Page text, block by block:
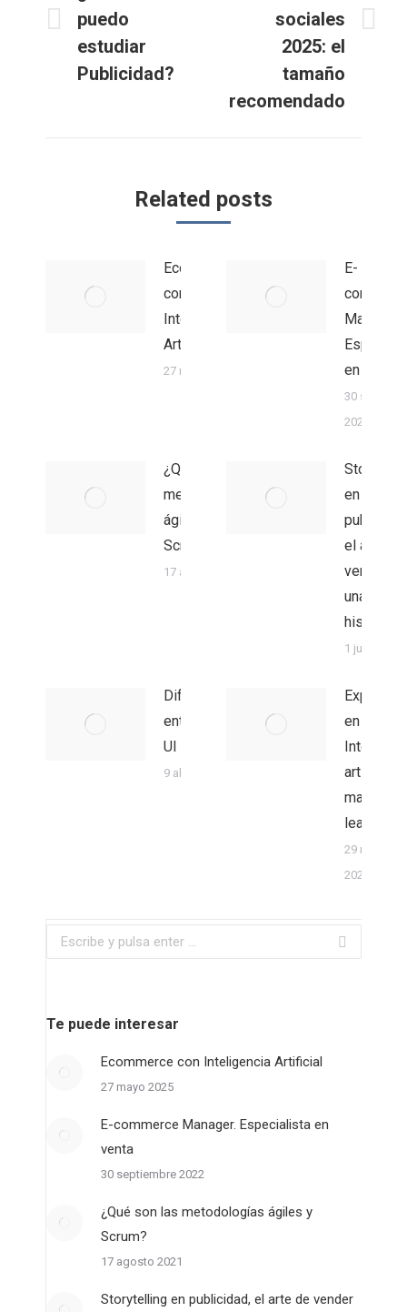
Publicación
anterior:
puedo
estudiar
Publicidad?
Publicación
siguiente:
sociales
2025: el
tamaño
recomendado
Related posts
Ecommerce
con
Inteligencia
Artificial
27 mayo 2025
E-
Manager.
en venta
30
2022
¿Qué son las
metodologías
ágiles y
Scrum?
17 agosto 2021
en
el arte de
vender
una buena
historia
1 junio 2021
Diferencia
entre UX y
UI
9 abril 2021
Expertos
en
artificial y
machine
learning
29 marzo
2021
Buscar:
Te puede interesar
Ecommerce con Inteligencia Artificial
27 mayo 2025
E-commerce Manager. Especialista en
venta
30 septiembre 2022
¿Qué son las metodologías ágiles y
Scrum?
17 agosto 2021
Storytelling en publicidad, el arte de vender